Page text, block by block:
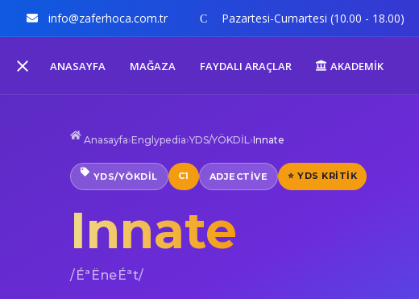
info@zaferhoca.com.tr Pazartesi-Cumartesi (10.00 - 18.00)
ANASAYFA MAĞAZA FAYDALI ARAÇLAR AKADEMİK
Anasayfa›Englypedia›YDS/YÖKDİL›Innate
YDS/YÖKDİL C1 ADJECTIVE ⭐ YDS KRITIK
Innate
/ÉªËneÉªt/